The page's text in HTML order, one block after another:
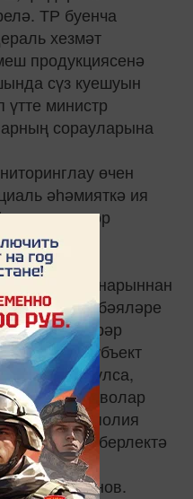
ТР буенча
хезмәт
продукциясенә
сүз куешуын
министр
сорауларына
өчен
әһәмияткә ия
хезмәтләр
һәм
органнарыннан
куллану бәяләре
Әгәр берәр
темпы субъект
югарырак булса,
ведомстволар
антимонополия
белән берлектә
Әмирханов.